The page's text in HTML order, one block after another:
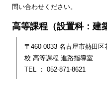
問い合わせください。
高等課程（設置科：建
〒460-0033 名古屋市熱田
校 高等課程 進路指導室
TEL ： 052-871-8621